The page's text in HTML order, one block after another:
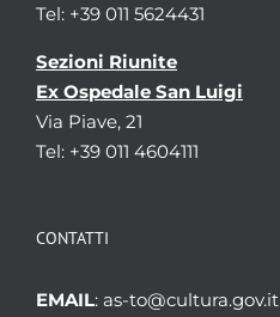
Tel: +39 011 5624431
Sezioni Riunite
Ex Ospedale San Luigi
Via Piave, 21
Tel: +39 011 4604111
CONTATTI
EMAIL: as-to@cultura.gov.it